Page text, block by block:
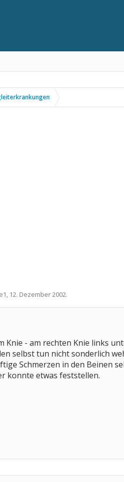
, 12. Dezember 2002.
Knie - am rechten Knie links
selbst tun nicht sonderlich
Schmerzen in den Beinen
konnte etwas feststellen.